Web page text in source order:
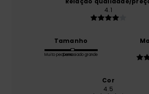
4.1
Tamanho
Muito pequenoDemasiado grande
Cor
4.5